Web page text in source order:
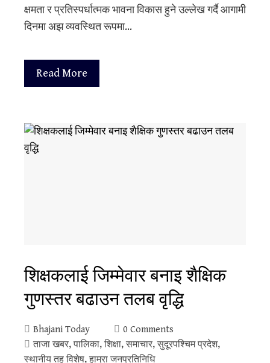
क्षमता र प्रतिस्पर्धात्मक भावना विकास हुने उल्लेख गर्दै आगामी
दिनमा अझ व्यवस्थित रूपमा…
Read More
शिक्षकलाई जिम्मेवार बनाइ शैक्षिक
गुणस्तर बढाउन तलब वृद्धि
Bhajani Today
0 Comments
ताजा खबर, पालिका, शिक्षा, समाचार, सुदूरपश्‍चिम प्रदेश,
स्थानीय तह विशेष, हाम्रा जनप्रतिनिधि